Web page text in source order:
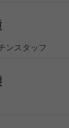
あります。
金、財形貯蓄、
出企業年金制度
充実した制度が
ラボ・エージェ
ンスタッフ